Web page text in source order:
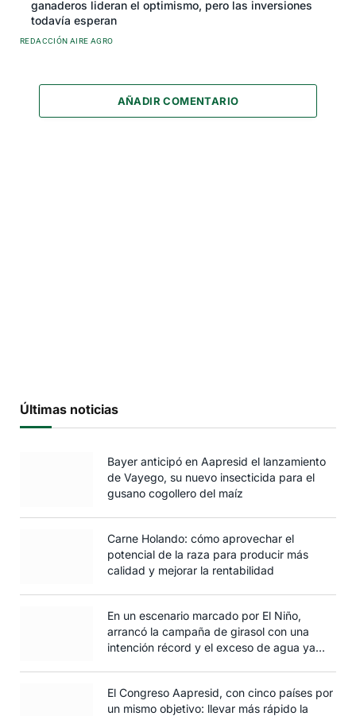
ganaderos lideran el optimismo, pero las inversiones
todavía esperan
REDACCIÓN AIRE AGRO
AÑADIR COMENTARIO
Últimas noticias
Bayer anticipó en Aapresid el lanzamiento
de Vayego, su nuevo insecticida para el
gusano cogollero del maíz
Carne Holando: cómo aprovechar el
potencial de la raza para producir más
calidad y mejorar la rentabilidad
En un escenario marcado por El Niño,
arrancó la campaña de girasol con una
intención récord y el exceso de agua ya
El Congreso Aapresid, con cinco países por
un mismo objetivo: llevar más rápido la